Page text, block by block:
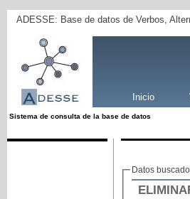
ADESSE: Base de datos de Verbos,
Inicio
Sistema de consulta de la base de datos
Datos